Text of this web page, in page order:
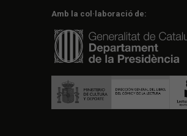
Amb la col·laboració de: